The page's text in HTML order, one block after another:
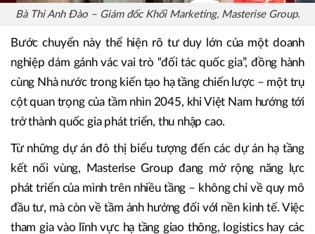
Bà Thi Anh Đào – Giám đốc Khối Marketing, Masterise Group.
Bước chuyển này thể hiện rõ tư duy lớn của một doanh
nghiệp dám gánh vác vai trò “đối tác quốc gia”, đồng hành
cùng Nhà nước trong kiến tạo hạ tầng chiến lược – một trụ
cột quan trọng của tầm nhìn 2045, khi Việt Nam hướng tới
trở thành quốc gia phát triển, thu nhập cao.
Từ những dự án đô thị biểu tượng đến các dự án hạ tầng
kết nối vùng, Masterise Group đang mở rộng năng lực
phát triển của mình trên nhiều tầng – không chỉ về quy mô
đầu tư, mà còn về tầm ảnh hưởng đối với nền kinh tế. Việc
tham gia vào lĩnh vực hạ tầng giao thông, logistics hay các